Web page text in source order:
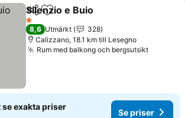
Dela Lägg till i Mina Favoriter
Silenzio e Buio
1 Stjärnor
8,6 Utmärkt
328
Calizzano, 18.1 km till Lesegno
Rum med balkong och bergsutsikt
exakta priser
Se priser